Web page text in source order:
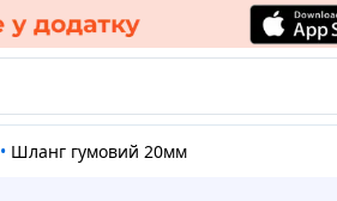
• Шланг гумовий 20мм